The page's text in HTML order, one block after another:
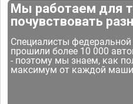
Мы работаем для
почувствовать
Специалисты
прошили более 10 000
- поэтому мы знаем, как
максимум от каждой